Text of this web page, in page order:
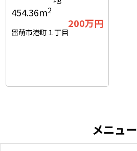
454.36m2
200万円
留萌市港町１丁目
メニュー